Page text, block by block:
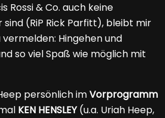
Rossi & Co. auch keine
(RiP Rick Parfitt), bleibt mir
Hingehen und
so viel Spaß wie möglich mit
persönlich imVorprogramm
KEN HENSLEY(u.a. Uriah Heep,